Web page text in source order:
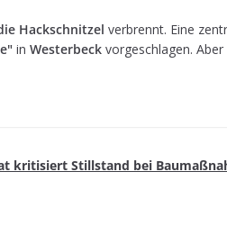
Hack­schnit­zel ver­brennt. Eine
in Wes­ter­beck vor­ge­schla­gen. Aber
kri­ti­siert Still­stand bei